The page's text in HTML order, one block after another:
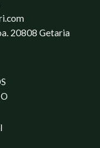
20808 Getaria